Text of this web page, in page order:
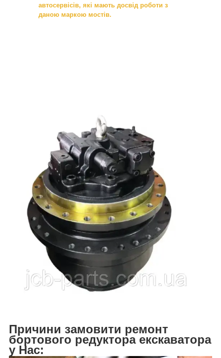
автосервісів, які мають досвід роботи з
даною маркою мостів.
Причини замовити ремонт
бортового редуктора екскаватора
у Нас: